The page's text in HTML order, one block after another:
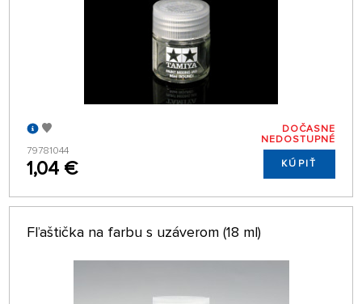
79781044
1,04 €
DOČASNE
NEDOSTUPNÉ
KÚPIŤ
Fľaštička na farbu s uzáverom (18 ml)